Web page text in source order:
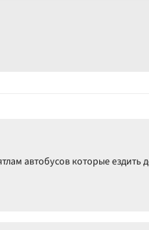
автобусов которые ездить